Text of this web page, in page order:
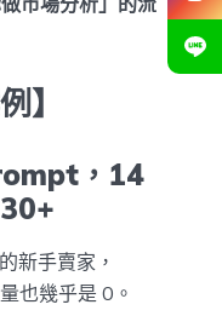
】
，14
新手賣家，
也幾乎是 0。